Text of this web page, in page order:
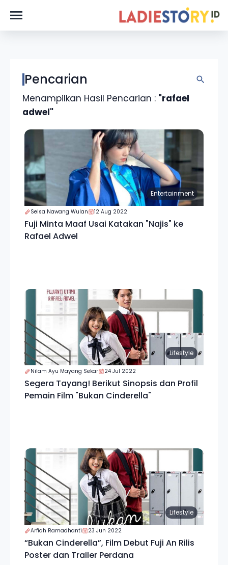
Pencarian
Menampilkan Hasil Pencarian : "rafael
adwel"
Entertainment
Selsa Nawang Wulan 12 Aug 2022
Fuji Minta Maaf Usai Katakan "Najis" ke
Rafael Adwel
Lifestyle
Nilam Ayu Mayang Sekar 24 Jul 2022
Segera Tayang! Berikut Sinopsis dan Profil
Pemain Film "Bukan Cinderella"
Lifestyle
Arfiah Ramadhanti 23 Jun 2022
“Bukan Cinderella”, Film Debut Fuji An Rilis
Poster dan Trailer Perdana